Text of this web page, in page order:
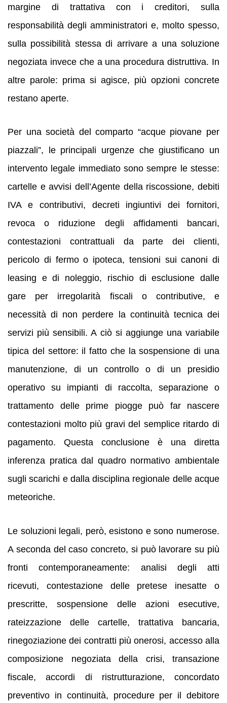
margine di trattativa con i creditori, sulla
responsabilità degli amministratori e, molto spesso,
sulla possibilità stessa di arrivare a una soluzione
negoziata invece che a una procedura distruttiva. In
altre parole: prima si agisce, più opzioni concrete
restano aperte.
Per una società del comparto “acque piovane per
piazzali”, le principali urgenze che giustificano un
intervento legale immediato sono sempre le stesse:
cartelle e avvisi dell’Agente della riscossione, debiti
IVA e contributivi, decreti ingiuntivi dei fornitori,
revoca o riduzione degli affidamenti bancari,
contestazioni contrattuali da parte dei clienti,
pericolo di fermo o ipoteca, tensioni sui canoni di
leasing e di noleggio, rischio di esclusione dalle
gare per irregolarità fiscali o contributive, e
necessità di non perdere la continuità tecnica dei
servizi più sensibili. A ciò si aggiunge una variabile
tipica del settore: il fatto che la sospensione di una
manutenzione, di un controllo o di un presidio
operativo su impianti di raccolta, separazione o
trattamento delle prime piogge può far nascere
contestazioni molto più gravi del semplice ritardo di
pagamento. Questa conclusione è una diretta
inferenza pratica dal quadro normativo ambientale
sugli scarichi e dalla disciplina regionale delle acque
meteoriche.
Le soluzioni legali, però, esistono e sono numerose.
A seconda del caso concreto, si può lavorare su più
fronti contemporaneamente: analisi degli atti
ricevuti, contestazione delle pretese inesatte o
prescritte, sospensione delle azioni esecutive,
rateizzazione delle cartelle, trattativa bancaria,
rinegoziazione dei contratti più onerosi, accesso alla
composizione negoziata della crisi, transazione
fiscale, accordi di ristrutturazione, concordato
preventivo in continuità, procedure per il debitore